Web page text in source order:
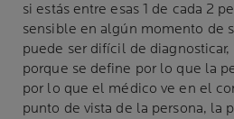
si estás entre esas 1 de cada 2
sensible en algún momento de
puede ser difícil de
porque se define por lo que la
por lo que el médico ve en el
punto de vista de la persona, la